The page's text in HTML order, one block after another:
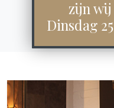
zijn wij
Dinsdag